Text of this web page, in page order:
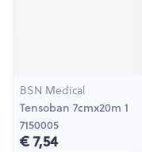
BSN Medical
Tensoban 7cmx20m 1
7150005
€ 7,54